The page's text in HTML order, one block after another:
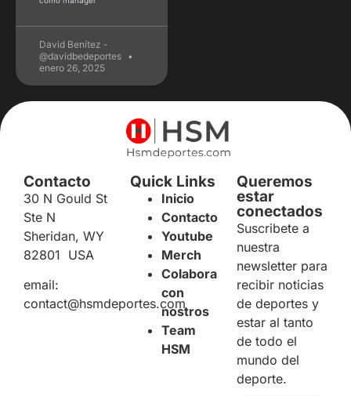
David Benítez -
@davidbedeportes
enero 26, 2025
Contacto
30 N Gould St
Ste N
Sheridan, WY
82801 USA
email:
contact@hsmdeportes.com
Quick Links
Inicio
Contacto
Youtube
Merch
Colabora
con
nostros
Team
HSM
Queremos
estar
conectados
Suscribete a
nuestra
newsletter para
recibir noticias
de deportes y
estar al tanto
de todo el
mundo del
deporte.